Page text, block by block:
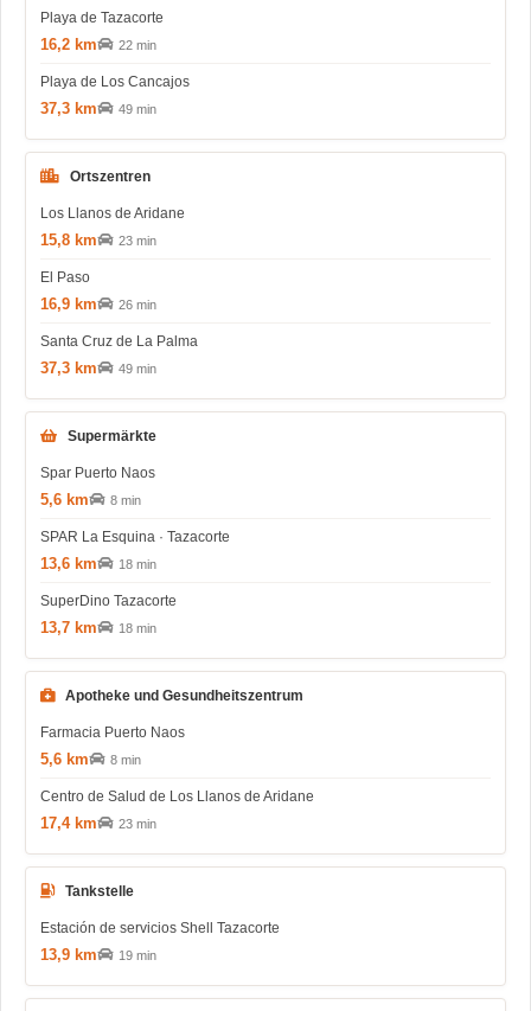
Playa de Tazacorte
16,2 km 22 min
Playa de Los Cancajos
37,3 km 49 min
Ortszentren
Los Llanos de Aridane
15,8 km 23 min
El Paso
16,9 km 26 min
Santa Cruz de La Palma
37,3 km 49 min
Supermärkte
Spar Puerto Naos
5,6 km 8 min
SPAR La Esquina · Tazacorte
13,6 km 18 min
SuperDino Tazacorte
13,7 km 18 min
Apotheke und Gesundheitszentrum
Farmacia Puerto Naos
5,6 km 8 min
Centro de Salud de Los Llanos de Aridane
17,4 km 23 min
Tankstelle
Estación de servicios Shell Tazacorte
13,9 km 19 min